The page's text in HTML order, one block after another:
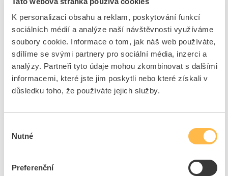
K personalizaci obsahu a reklam, poskytování funkcí
sociálních médií a analýze naší návštěvnosti využíváme
soubory cookie. Informace o tom, jak náš web používáte,
sdílíme se svými partnery pro sociální média, inzerci a
analýzy. Partneři tyto údaje mohou zkombinovat s dalšími
informacemi, které jste jim poskytli nebo které získali v
důsledku toho, že používáte jejich služby.
souhlasu
Nutné
Preferenční
WAGO svorkaje zažité označení proinstalační svorku
s maximálně jednoduchým upevněním vodičů a jejich
odizolovaný konec drátu nebo lanka vsunout a páčku
zaklapnout. To je vše. Obrovská úspora času a naprostá
spolehlivost spojení jsou výraznými argumenty pro použití
právě WAGO spojek s páčkou.
Jak funguje WAGO svorka nejlépe napoví svislý řez – páčka
možné do jeho otvoru zasunout konec vodiče. Po uvedení
tím zajistí proti samovolnému vysunutí.